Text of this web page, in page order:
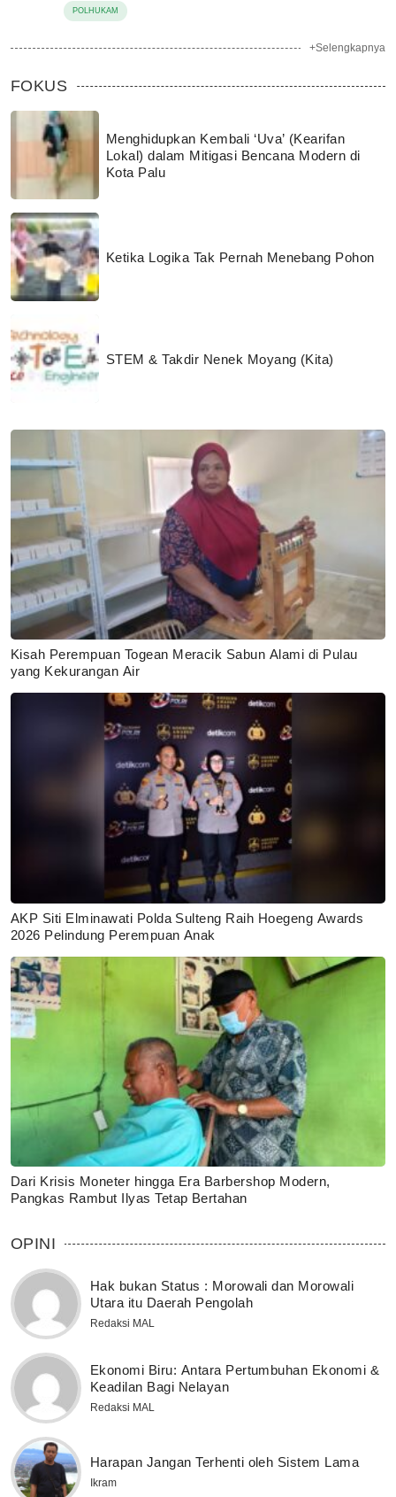
POLHUKAM
+Selengkapnya
FOKUS
Menghidupkan Kembali ‘Uva’ (Kearifan
Lokal) dalam Mitigasi Bencana Modern di
Kota Palu
Ketika Logika Tak Pernah Menebang Pohon
STEM & Takdir Nenek Moyang (Kita)
Kisah Perempuan Togean Meracik Sabun Alami di Pulau
yang Kekurangan Air
AKP Siti Elminawati Polda Sulteng Raih Hoegeng Awards
2026 Pelindung Perempuan Anak
Dari Krisis Moneter hingga Era Barbershop Modern,
Pangkas Rambut Ilyas Tetap Bertahan
OPINI
Hak bukan Status : Morowali dan Morowali
Utara itu Daerah Pengolah
Redaksi MAL
Ekonomi Biru: Antara Pertumbuhan Ekonomi &
Keadilan Bagi Nelayan
Redaksi MAL
Harapan Jangan Terhenti oleh Sistem Lama
Ikram